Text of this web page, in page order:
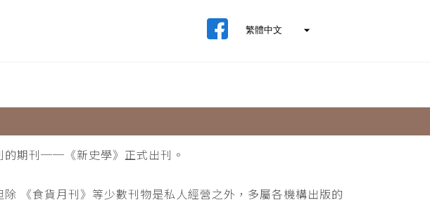
的期刊──《新史學》正式出刊。
《食貨月刊》等少數刊物是私人經營之外，多屬各機構出版的